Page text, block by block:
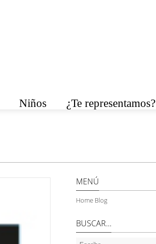
Niños ¿Te representamos?
MENÚ
Home Blog
BUSCAR…